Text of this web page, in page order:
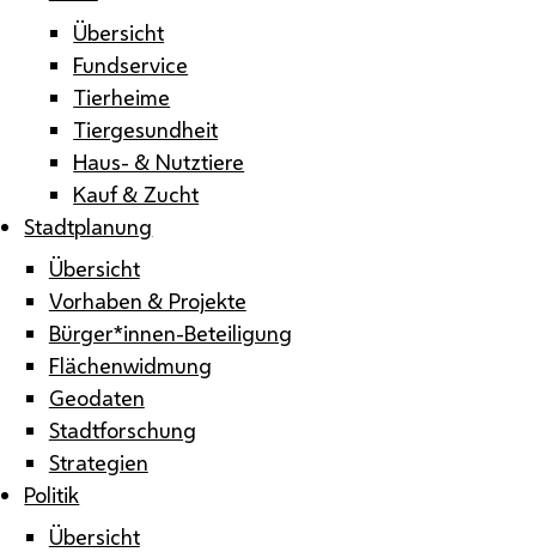
Übersicht
Fundservice
Tierheime
Tiergesundheit
Haus- & Nutztiere
Kauf & Zucht
Stadtplanung
Übersicht
Vorhaben & Projekte
Bürger*innen-Beteiligung
Flächenwidmung
Geodaten
Stadtforschung
Strategien
Politik
Übersicht